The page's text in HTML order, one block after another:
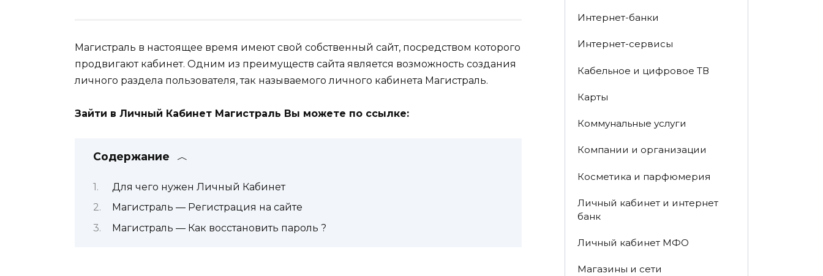
Магистраль в настоящее время имеют свой собственный сайт, посредством которого
продвигают кабинет. Одним из преимуществ сайта является возможность создания
личного раздела пользователя, так называемого личного кабинета Магистраль.
Зайти в Личный Кабинет Магистраль Вы можете по ссылке:
Содержание
Для чего нужен Личный Кабинет
Магистраль — Регистрация на сайте
Магистраль — Как восстановить пароль ?
Интернет-банки
Интернет-сервисы
Кабельное и цифровое ТВ
Карты
Коммунальные услуги
Компании и организации
Косметика и парфюмерия
Личный кабинет и интернет
банк
Личный кабинет МФО
Магазины и сети